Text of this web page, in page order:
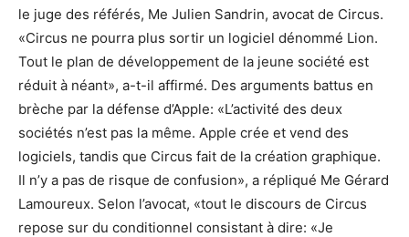
le juge des référés, Me Julien Sandrin, avocat de Circus.
«Circus ne pourra plus sortir un logiciel dénommé Lion.
Tout le plan de développement de la jeune société est
réduit à néant», a-t-il affirmé. Des arguments battus en
brèche par la défense d’Apple: «L’activité des deux
sociétés n’est pas la même. Apple crée et vend des
logiciels, tandis que Circus fait de la création graphique.
Il n’y a pas de risque de confusion», a répliqué Me Gérard
Lamoureux. Selon l’avocat, «tout le discours de Circus
repose sur du conditionnel consistant à dire: «Je